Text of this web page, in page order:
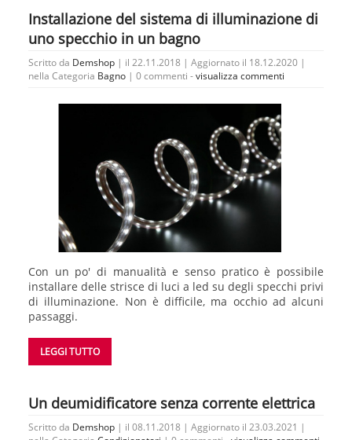
Installazione del sistema di illuminazione di
uno specchio in un bagno
Scritto da Demshop | il 22.11.2018 | Aggiornato il 18.12.2020 |
nella Categoria Bagno | 0 commenti -visualizza commenti
Con un po' di manualità e senso pratico è possibile
installare delle strisce di luci a led su degli specchi privi
di illuminazione. Non è difficile, ma occhio ad alcuni
passaggi.
LEGGI TUTTO
Un deumidificatore senza corrente elettrica
Scritto da Demshop | il 08.11.2018 | Aggiornato il 23.03.2021 |